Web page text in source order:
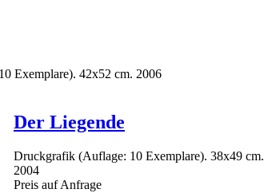
Exemplare). 42x52 cm. 2006
Der Liegende
Druckgrafik (Auflage: 10 Exemplare). 38x49 cm.
2004
Preis auf Anfrage